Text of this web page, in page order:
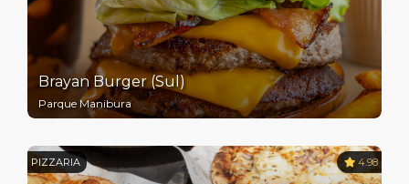
Brayan Burger (Sul)
Parque Manibura
PIZZARIA 4.98